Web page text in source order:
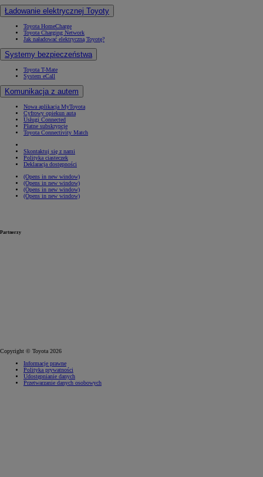
Ładowanie elektrycznej Toyoty
Toyota HomeCharge
Toyota Charging Network
Jak naładować elektryczną Toyotę?
Systemy bezpieczeństwa
Toyota T-Mate
System eCall
Komunikacja z autem
Nowa aplikacja MyToyota
Cyfrowy opiekun auta
Usługi Connected
Płatne subskrypcje
Toyota Connectivity Match
Skontaktuj się z nami
Polityka ciasteczek
Deklaracja dostępności
(Opens in new window)
(Opens in new window)
(Opens in new window)
(Opens in new window)
Partnerzy
Copyright © Toyota 2026
Informacje prawne
Polityka prywatności
Udostępnianie danych
Przetwarzanie danych osobowych